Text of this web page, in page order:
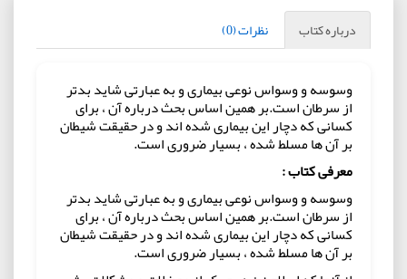
درباره کتاب نظرات (0)
وسوسه و وسواس نوعی بیماری و به عبارتی شاید بدتر
از سرطان است.بر همین اساس بحث درباره آن ، برای
کسانی که دچار این بیماری شده اند و در حقیقت شیطان
بر آن ها مسلط شده ، بسیار ضروری است.
معرفی کتاب :
وسوسه و وسواس نوعی بیماری و به عبارتی شاید بدتر
از سرطان است.بر همین اساس بحث درباره آن ، برای
کسانی که دچار این بیماری شده اند و در حقیقت شیطان
بر آن ها مسلط شده ، بسیار ضروری است.